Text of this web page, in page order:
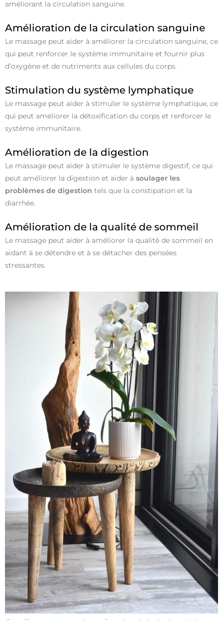
améliorant la circulation sanguine.
Amélioration de la circulation sanguine
Le massage peut aider à améliorer la circulation sanguine, ce
qui peut renforcer le système immunitaire et fournir plus
d’oxygène et de nutriments aux cellules du corps.
Stimulation du système lymphatique
Le massage peut aider à stimuler le système lymphatique, ce
qui peut améliorer la détoxification du corps et renforcer le
système immunitaire.
Amélioration de la digestion
Le massage peut aider à stimuler le système digestif, ce qui
peut améliorer la digestion et aider à soulager les
problèmes de digestion tels que la constipation et la
diarrhée.
Amélioration de la qualité de sommeil
Le massage peut aider à améliorer la qualité de sommeil en
aidant à se détendre et à se détacher des pensées
stressantes.